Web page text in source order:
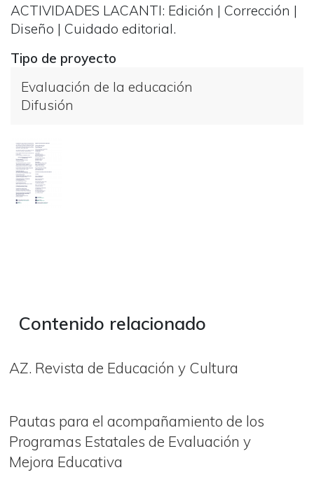
ACTIVIDADES LACANTI: Edición | Corrección |
Diseño | Cuidado editorial.
Tipo de proyecto
Evaluación de la educación
Difusión
Galería
Contenido relacionado
AZ. Revista de Educación y Cultura
Pautas para el acompañamiento de los
Programas Estatales de Evaluación y
Mejora Educativa